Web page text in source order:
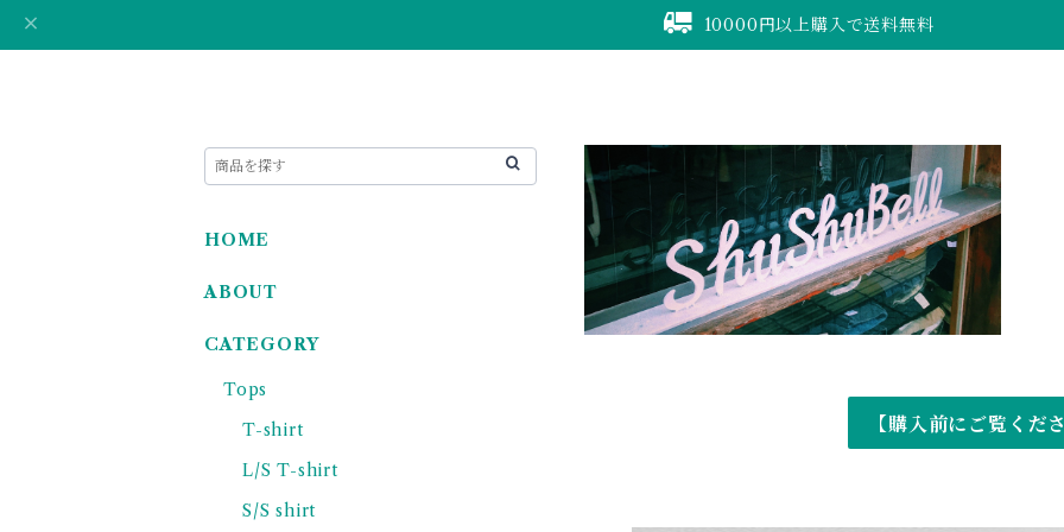
10000円以上購入で送料無料
【購入前にご覧くだ
HOME
ABOUT
CATEGORY
Tops
T-shirt
L/S T-shirt
S/S shirt